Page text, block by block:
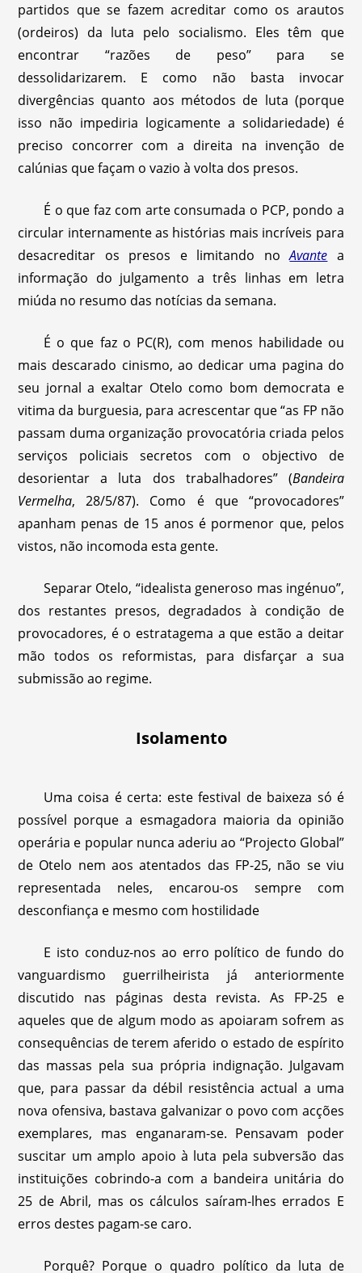
partidos que se fazem acreditar como os arautos
(ordeiros) da luta pelo socialismo. Eles têm que
encontrar “razões de peso” para se
dessolidarizarem. E como não basta invocar
divergências quanto aos métodos de luta (porque
isso não impediria logicamente a solidariedade) é
preciso concorrer com a direita na invenção de
calúnias que façam o vazio à volta dos presos.
É o que faz com arte consumada o PCP, pondo a
circular internamente as histórias mais incríveis para
desacreditar os presos e limitando noAvante a
informação do julgamento a três linhas em letra
miúda no resumo das notícias da semana.
É o que faz o PC(R), com menos habilidade ou
mais descarado cinismo, ao dedicar uma pagina do
seu jornal a exaltar Otelo como bom democrata e
vitima da burguesia, para acrescentar que “as FP não
passam duma organização provocatória criada pelos
serviços policiais secretos com o objectivo de
desorientar a luta dos trabalhadores” (Bandeira
Vermelha, 28/5/87). Como é que “provocadores”
apanham penas de 15 anos é pormenor que, pelos
vistos, não incomoda esta gente.
Separar Otelo, “idealista generoso mas ingénuo”,
dos restantes presos, degradados à condição de
provocadores, é o estratagema a que estão a deitar
mão todos os reformistas, para disfarçar a sua
submissão ao regime.
Isolamento
Uma coisa é certa: este festival de baixeza só é
possível porque a esmagadora maioria da opinião
operária e popular nunca aderiu ao “Projecto Global”
de Otelo nem aos atentados das FP-25, não se viu
representada neles, encarou-os sempre com
desconfiança e mesmo com hostilidade
E isto conduz-nos ao erro político de fundo do
vanguardismo guerrilheirista já anteriormente
discutido nas páginas desta revista. As FP-25 e
aqueles que de algum modo as apoiaram sofrem as
consequências de terem aferido o estado de espírito
das massas pela sua própria indignação. Julgavam
que, para passar da débil resistência actual a uma
nova ofensiva, bastava galvanizar o povo com acções
exemplares, mas enganaram-se. Pensavam poder
suscitar um amplo apoio à luta pela subversão das
instituições cobrindo-a com a bandeira unitária do
25 de Abril, mas os cálculos saíram-lhes errados E
erros destes pagam-se caro.
Porquê? Porque o quadro político da luta de